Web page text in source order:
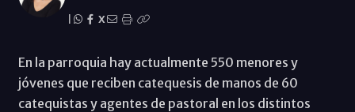
X
En la parroquia hay actualmente 550 menores y
jóvenes que reciben catequesis de manos de 60
catequistas y agentes de pastoral en los distintos